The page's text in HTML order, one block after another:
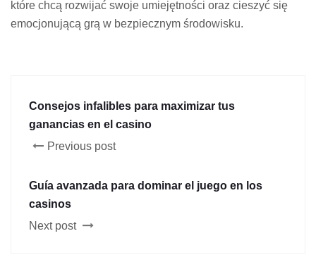
które chcą rozwijać swoje umiejętności oraz cieszyć się
emocjonującą grą w bezpiecznym środowisku.
Consejos infalibles para maximizar tus
ganancias en el casino
Previous post
Guía avanzada para dominar el juego en los
casinos
Next post